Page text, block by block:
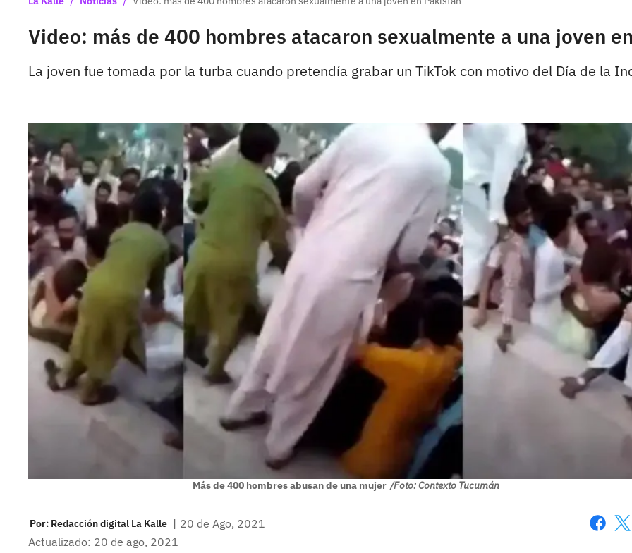
Video: más de 400 hombres atacaron sexualmente a una joven
La joven fue tomada por la turba cuando pretendía grabar un TikTok con motivo del Día de la
Más de 400 hombres abusan de una mujer /Foto: Contexto Tucumán
Por: Redacción digital La Kalle | 20 de Ago, 2021
Actualizado: 20 de ago, 2021